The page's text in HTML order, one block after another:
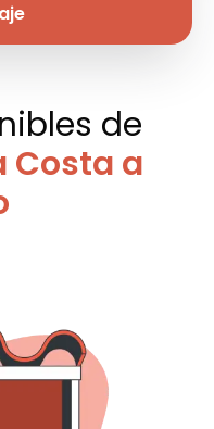
de
Costa a